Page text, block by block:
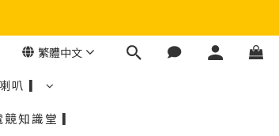
繁體中文
叭 ▎
競知識堂 ▎